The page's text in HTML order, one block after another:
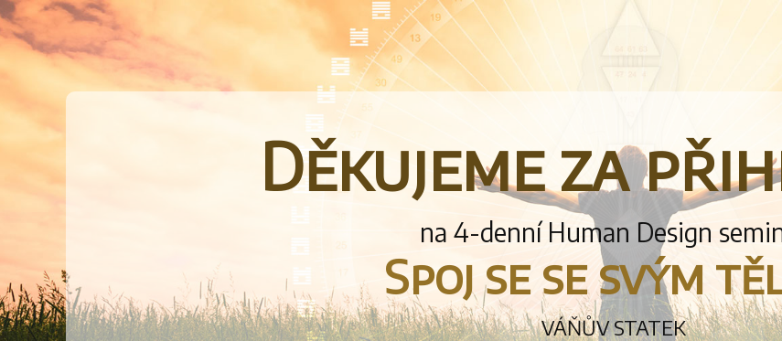
Děkujeme za
na 4-denní Human Design
Spoj se se svým
VÁŇŮV STATEK